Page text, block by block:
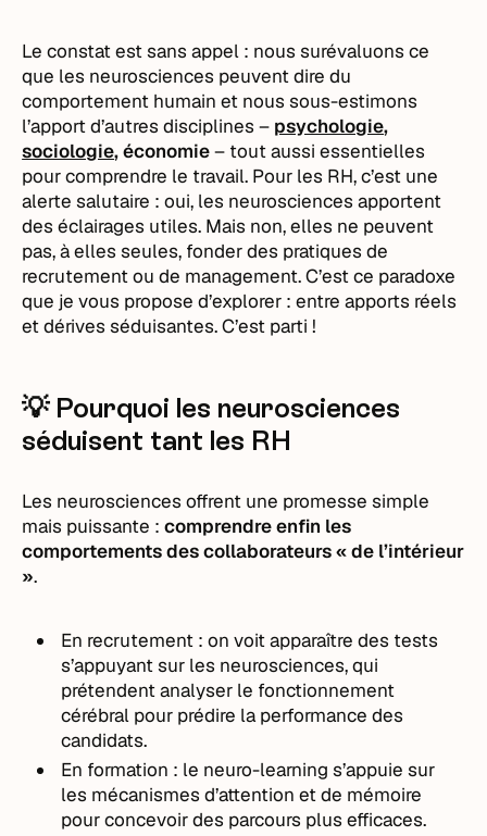
Le constat est sans appel : nous surévaluons ce
que les neurosciences peuvent dire du
comportement humain et nous sous-estimons
l’apport d’autres disciplines – psychologie,
sociologie, économie– tout aussi essentielles
pour comprendre le travail. Pour les RH, c’est une
alerte salutaire : oui, les neurosciences apportent
des éclairages utiles. Mais non, elles ne peuvent
pas, à elles seules, fonder des pratiques de
recrutement ou de management. C’est ce paradoxe
que je vous propose d’explorer : entre apports réels
et dérives séduisantes. C’est parti !
💡 Pourquoi les neurosciences
séduisent tant les RH
Les neurosciences offrent une promesse simple
mais puissante :comprendre enfin les
comportements des collaborateurs « de l’intérieur
».
En recrutement : on voit apparaître des tests
s’appuyant sur les neurosciences, qui
prétendent analyser le fonctionnement
cérébral pour prédire la performance des
candidats.
En formation : le neuro-learning s’appuie sur
les mécanismes d’attention et de mémoire
pour concevoir des parcours plus efficaces.